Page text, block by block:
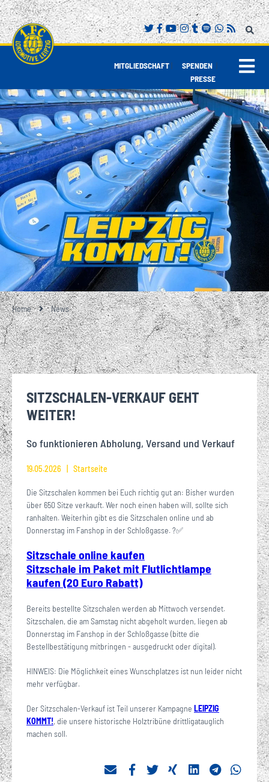
MITGLIEDSCHAFT| SPENDEN |
PRESSE
Home News
SITZSCHALEN-VERKAUF GEHT
WEITER!
So funktionieren Abholung, Versand und Verkauf
19.05.2026 Startseite
Die Sitzschalen kommen bei Euch richtig gut an: Bisher wurden
über 650 Sitze verkauft. Wer noch einen haben will, sollte sich
ranhalten. Weiterhin gibt es die Sitzschalen online und ab
Donnerstag im Fanshop in der Schloßgasse. ?✅
Sitzschale online kaufen
Sitzschale im Paket mit Flutlichtlampe
kaufen (20 Euro Rabatt)
Bereits bestellte Sitzschalen werden ab Mittwoch versendet.
Sitzschalen, die am Samstag nicht abgeholt wurden, liegen ab
Donnerstag im Fanshop in der Schloßgasse (bitte die
Bestellbestätigung mitbringen - ausgedruckt oder digital).
HINWEIS: Die Möglichkeit eines Wunschplatzes ist nun leider nicht
mehr verfügbar.
Der Sitzschalen-Verkauf ist Teil unserer Kampagne LEIPZIG
KOMMT!, die unsere historische Holztribüne drittligatauglich
machen soll.